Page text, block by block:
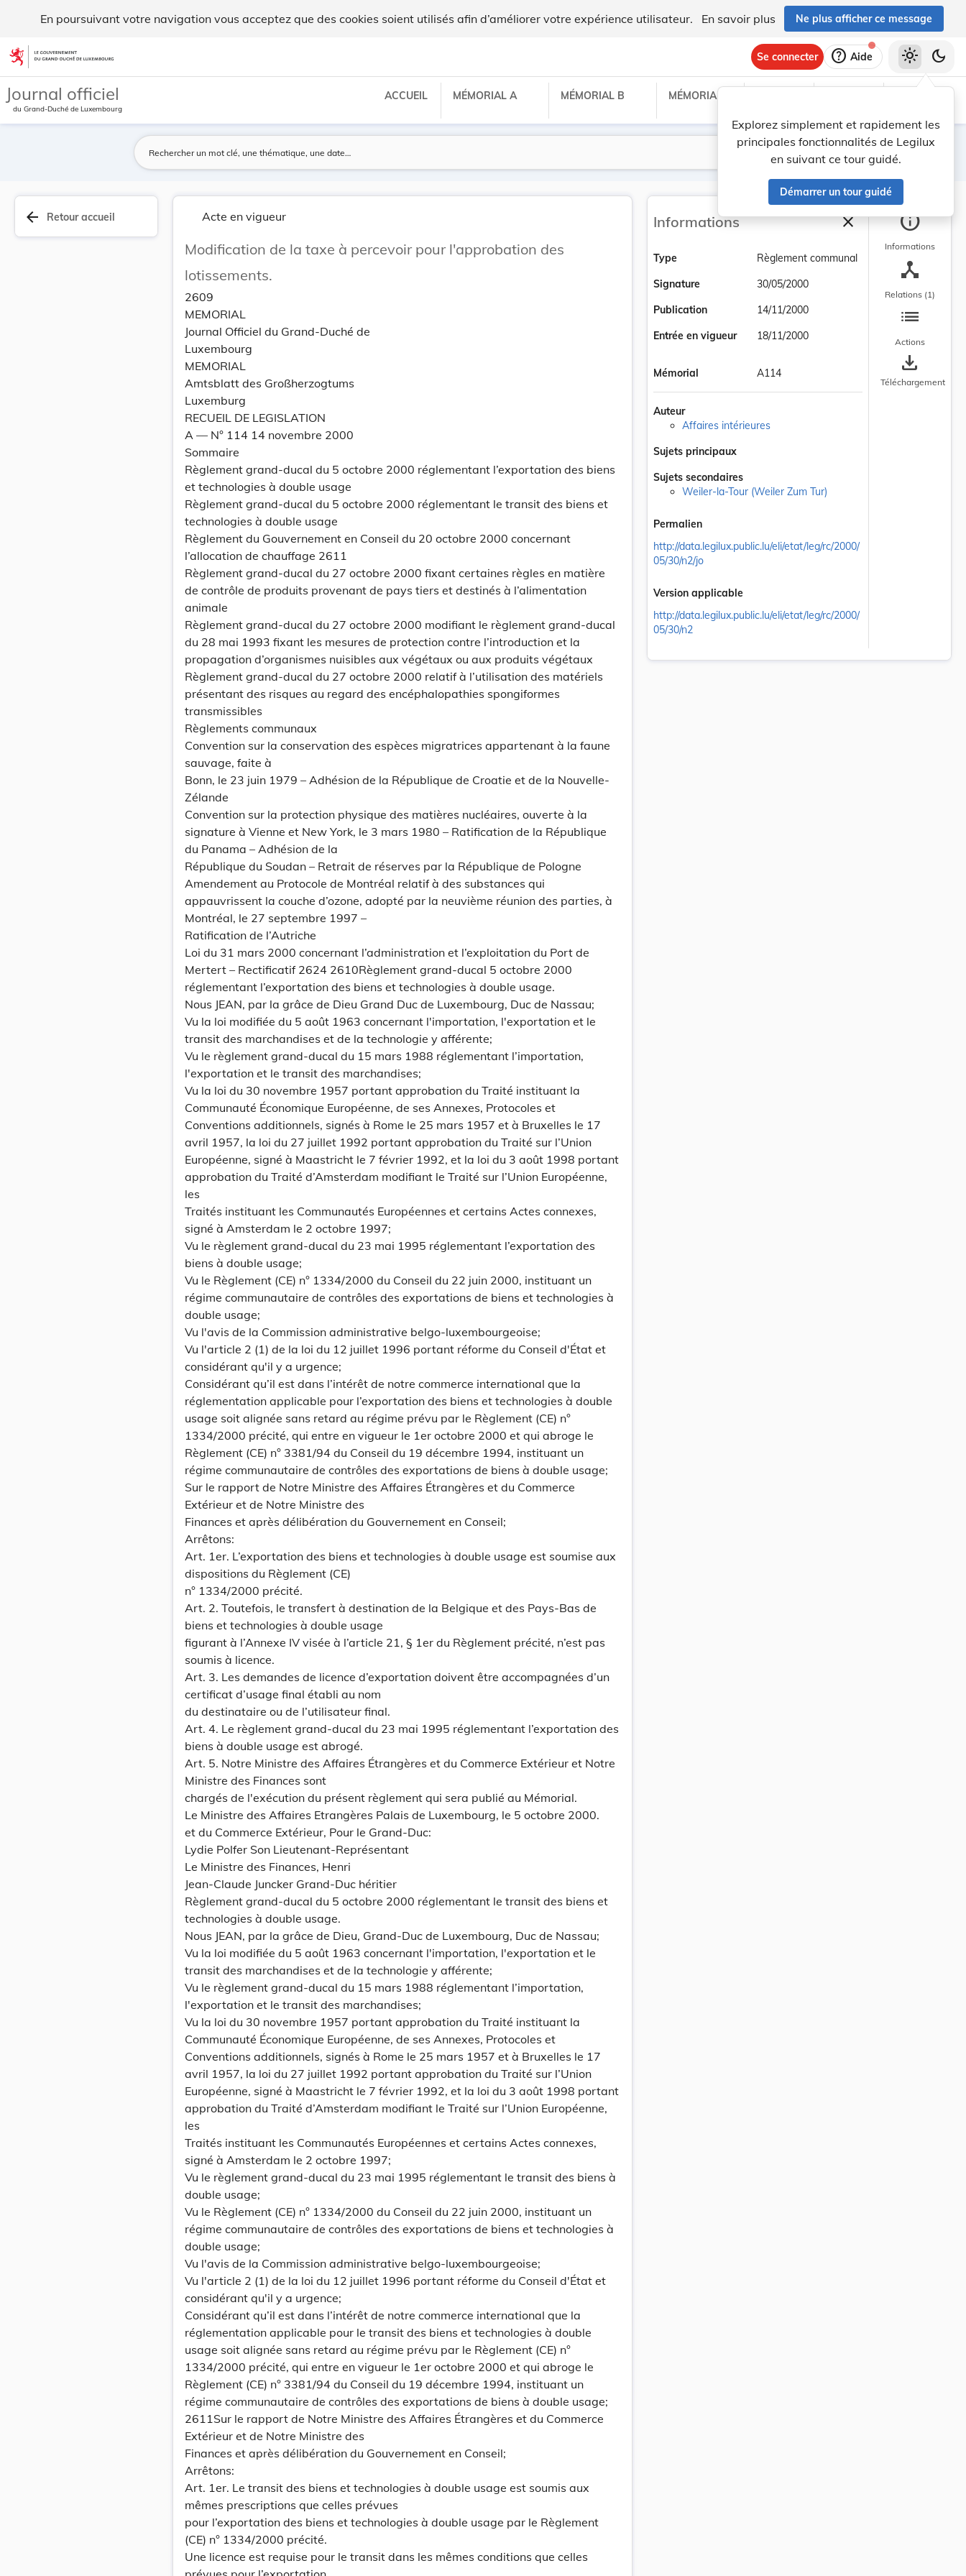
En poursuivant votre navigation vous acceptez que des cookies soient utilisés afin d’améliorer votre expérience utilisateur. En savoir plus Ne plus afficher ce message
Aller au contenu
Se connecter help Aide
Explorez simplement et rapidement les
principales fonctionnalités de Legilux
en suivant ce tour guidé.
Démarrer un tour guidé
light_mode dark_mode
Journal officiel
du Grand-Duché de Luxembourg
ACCUEIL MÉMORIAL A MÉMORIAL B MÉMORIAL C
Lancer la recherche
Filtres
arrow_back Retour accueil Acte en vigueur
Modification de la taxe à percevoir pour l'approbation des
lotissements.
2609
MEMORIAL
Journal Officiel du Grand-Duché de
Luxembourg
MEMORIAL
Amtsblatt des Großherzogtums
Luxemburg
RECUEIL DE LEGISLATION
A –– N° 114 14 novembre 2000
Sommaire
Règlement grand-ducal du 5 octobre 2000 réglementant l’exportation des biens
et technologies à double usage
Règlement grand-ducal du 5 octobre 2000 réglementant le transit des biens et
technologies à double usage
Règlement du Gouvernement en Conseil du 20 octobre 2000 concernant
l’allocation de chauffage 2611
Règlement grand-ducal du 27 octobre 2000 fixant certaines règles en matière
de contrôle de produits provenant de pays tiers et destinés à l’alimentation
animale
Règlement grand-ducal du 27 octobre 2000 modifiant le règlement grand-ducal
du 28 mai 1993 fixant les mesures de protection contre l’introduction et la
propagation d’organismes nuisibles aux végétaux ou aux produits végétaux
Règlement grand-ducal du 27 octobre 2000 relatif à l’utilisation des matériels
présentant des risques au regard des encéphalopathies spongiformes
transmissibles
Règlements communaux
Convention sur la conservation des espèces migratrices appartenant à la faune
sauvage, faite à
Bonn, le 23 juin 1979 – Adhésion de la République de Croatie et de la Nouvelle-
Zélande
Convention sur la protection physique des matières nucléaires, ouverte à la
signature à Vienne et New York, le 3 mars 1980 – Ratification de la République
du Panama – Adhésion de la
République du Soudan – Retrait de réserves par la République de Pologne
Amendement au Protocole de Montréal relatif à des substances qui
appauvrissent la couche d’ozone, adopté par la neuvième réunion des parties, à
Montréal, le 27 septembre 1997 –
Ratification de l’Autriche
Loi du 31 mars 2000 concernant l’administration et l’exploitation du Port de
Mertert – Rectificatif 2624 2610Règlement grand-ducal 5 octobre 2000
réglementant l’exportation des biens et technologies à double usage.
Nous JEAN, par la grâce de Dieu Grand Duc de Luxembourg, Duc de Nassau;
Vu la loi modifiée du 5 août 1963 concernant l'importation, l'exportation et le
transit des marchandises et de la technologie y afférente;
Vu le règlement grand-ducal du 15 mars 1988 réglementant l’importation,
l'exportation et le transit des marchandises;
Vu la loi du 30 novembre 1957 portant approbation du Traité instituant la
Communauté Économique Européenne, de ses Annexes, Protocoles et
Conventions additionnels, signés à Rome le 25 mars 1957 et à Bruxelles le 17
avril 1957, la loi du 27 juillet 1992 portant approbation du Traité sur l’Union
Européenne, signé à Maastricht le 7 février 1992, et la loi du 3 août 1998 portant
approbation du Traité d’Amsterdam modifiant le Traité sur l’Union Européenne,
les
Traités instituant les Communautés Européennes et certains Actes connexes,
signé à Amsterdam le 2 octobre 1997;
Vu le règlement grand-ducal du 23 mai 1995 réglementant l’exportation des
biens à double usage;
Vu le Règlement (CE) n° 1334/2000 du Conseil du 22 juin 2000, instituant un
régime communautaire de contrôles des exportations de biens et technologies à
double usage;
Vu l'avis de la Commission administrative belgo-luxembourgeoise;
Vu l'article 2 (1) de la loi du 12 juillet 1996 portant réforme du Conseil d'État et
considérant qu'il y a urgence;
Considérant qu’il est dans l’intérêt de notre commerce international que la
réglementation applicable pour l’exportation des biens et technologies à double
usage soit alignée sans retard au régime prévu par le Règlement (CE) n°
1334/2000 précité, qui entre en vigueur le 1er octobre 2000 et qui abroge le
Règlement (CE) n° 3381/94 du Conseil du 19 décembre 1994, instituant un
régime communautaire de contrôles des exportations de biens à double usage;
Sur le rapport de Notre Ministre des Affaires Étrangères et du Commerce
Extérieur et de Notre Ministre des
Finances et après délibération du Gouvernement en Conseil;
Arrêtons:
Art. 1er. L’exportation des biens et technologies à double usage est soumise aux
dispositions du Règlement (CE)
n° 1334/2000 précité.
Art. 2. Toutefois, le transfert à destination de la Belgique et des Pays-Bas de
biens et technologies à double usage
figurant à l’Annexe IV visée à l’article 21, § 1er du Règlement précité, n’est pas
soumis à licence.
Art. 3. Les demandes de licence d’exportation doivent être accompagnées d’un
certificat d’usage final établi au nom
du destinataire ou de l’utilisateur final.
Art. 4. Le règlement grand-ducal du 23 mai 1995 réglementant l’exportation des
biens à double usage est abrogé.
Art. 5. Notre Ministre des Affaires Étrangères et du Commerce Extérieur et Notre
Ministre des Finances sont
chargés de l'exécution du présent règlement qui sera publié au Mémorial.
Le Ministre des Affaires Etrangères Palais de Luxembourg, le 5 octobre 2000.
et du Commerce Extérieur, Pour le Grand-Duc:
Lydie Polfer Son Lieutenant-Représentant
Le Ministre des Finances, Henri
Jean-Claude Juncker Grand-Duc héritier
Règlement grand-ducal du 5 octobre 2000 réglementant le transit des biens et
technologies à double usage.
Nous JEAN, par la grâce de Dieu, Grand-Duc de Luxembourg, Duc de Nassau;
Vu la loi modifiée du 5 août 1963 concernant l'importation, l'exportation et le
transit des marchandises et de la technologie y afférente;
Vu le règlement grand-ducal du 15 mars 1988 réglementant l’importation,
l'exportation et le transit des marchandises;
Vu la loi du 30 novembre 1957 portant approbation du Traité instituant la
Communauté Économique Européenne, de ses Annexes, Protocoles et
Conventions additionnels, signés à Rome le 25 mars 1957 et à Bruxelles le 17
avril 1957, la loi du 27 juillet 1992 portant approbation du Traité sur l’Union
Européenne, signé à Maastricht le 7 février 1992, et la loi du 3 août 1998 portant
approbation du Traité d’Amsterdam modifiant le Traité sur l’Union Européenne,
les
Traités instituant les Communautés Européennes et certains Actes connexes,
signé à Amsterdam le 2 octobre 1997;
Vu le règlement grand-ducal du 23 mai 1995 réglementant le transit des biens à
double usage;
Vu le Règlement (CE) n° 1334/2000 du Conseil du 22 juin 2000, instituant un
régime communautaire de contrôles des exportations de biens et technologies à
double usage;
Vu l'avis de la Commission administrative belgo-luxembourgeoise;
Vu l'article 2 (1) de la loi du 12 juillet 1996 portant réforme du Conseil d'État et
considérant qu'il y a urgence;
Considérant qu’il est dans l’intérêt de notre commerce international que la
réglementation applicable pour le transit des biens et technologies à double
usage soit alignée sans retard au régime prévu par le Règlement (CE) n°
1334/2000 précité, qui entre en vigueur le 1er octobre 2000 et qui abroge le
Règlement (CE) n° 3381/94 du Conseil du 19 décembre 1994, instituant un
régime communautaire de contrôles des exportations de biens à double usage;
2611Sur le rapport de Notre Ministre des Affaires Étrangères et du Commerce
Extérieur et de Notre Ministre des
Finances et après délibération du Gouvernement en Conseil;
Arrêtons:
Art. 1er. Le transit des biens et technologies à double usage est soumis aux
mêmes prescriptions que celles prévues
pour l’exportation des biens et technologies à double usage par le Règlement
(CE) n° 1334/2000 précité.
Une licence est requise pour le transit dans les mêmes conditions que celles
Informations closeFermer la barre
Type
Règlement communal
Signature
30/05/2000
Publication
14/11/2000
Entrée en vigueur
18/11/2000
Mémorial A114
Auteur
Affaires intérieures
Sujets principaux
Sujets secondaires
Weiler-la-Tour (Weiler Zum Tur)
Permalien
http://data.legilux.public.lu/eli/etat/leg/rc/2000/
05/30/n2/jo
Version applicable
http://data.legilux.public.lu/eli/etat/leg/rc/2000/
05/30/n2
info
Informations
device_hub
Relations (1)
list
Actions
save_alt
Téléchargement